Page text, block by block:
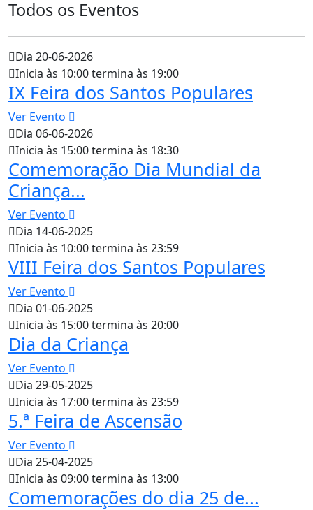
Todos os Eventos
Dia 20-06-2026
Inicia às 10:00 termina às 19:00
IX Feira dos Santos Populares
Ver Evento
Dia 06-06-2026
Inicia às 15:00 termina às 18:30
Comemoração Dia Mundial da
Criança...
Ver Evento
Dia 14-06-2025
Inicia às 10:00 termina às 23:59
VIII Feira dos Santos Populares
Ver Evento
Dia 01-06-2025
Inicia às 15:00 termina às 20:00
Dia da Criança
Ver Evento
Dia 29-05-2025
Inicia às 17:00 termina às 23:59
5.ª Feira de Ascensão
Ver Evento
Dia 25-04-2025
Inicia às 09:00 termina às 13:00
Comemorações do dia 25 de...